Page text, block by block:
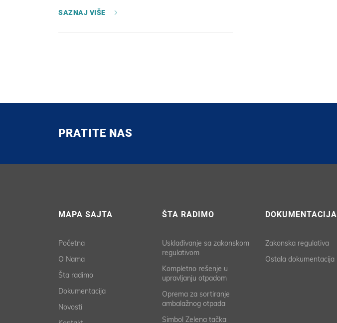
SAZNAJ VIŠE
PRATITE NAS
MAPA SAJTA
Početna
O Nama
Šta radimo
Dokumentacija
Novosti
ŠTA RADIMO
Usklađivanje sa zakonskom
regulativom
Kompletno rešenje u
upravljanju otpadom
Oprema za sortiranje
ambalažnog otpada
Simbol Zelena tačka
DOKUMENTACIJA
Zakonska regulativa
Ostala dokumentacija